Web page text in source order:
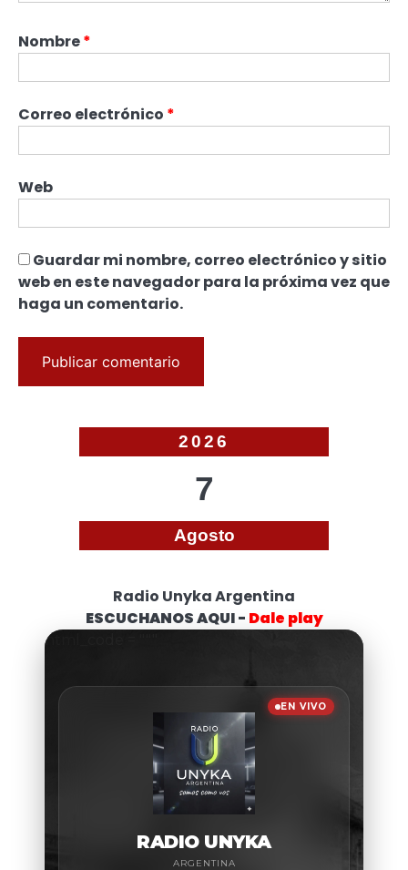
Nombre*
Correo electrónico *
Web
Guardar mi nombre, correo electrónico y sitio
web en este navegador para la próxima vez que
haga un comentario.
2026
7
Agosto
Radio Unyka Argentina
ESCUCHANOS AQUI - Dale play